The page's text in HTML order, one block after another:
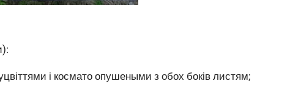
і космато опушеными з обох боків листям;